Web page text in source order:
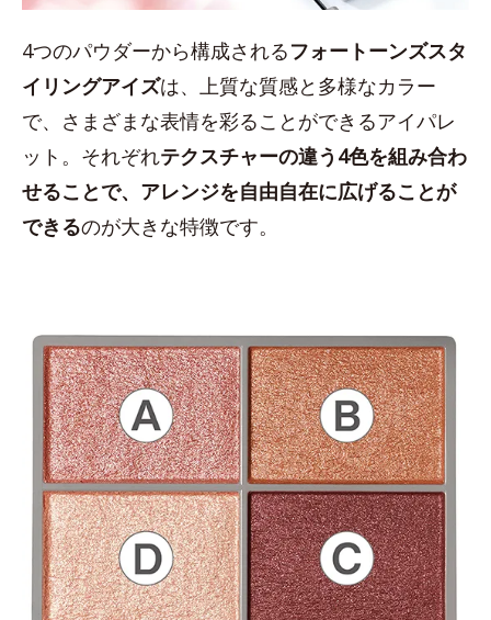
4つのパウダーから構成されるフォートーンズスタ
イリングアイズは、上質な質感と多様なカラー
で、さまざまな表情を彩ることができるアイパレ
ット。それぞれテクスチャーの違う4色を組み合わ
せることで、アレンジを自由自在に広げることが
できるのが大きな特徴です。